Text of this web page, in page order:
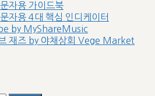
자용 가이드북
자용 4대 핵심 인디케이터
by MyShareMusic
재즈 by 야채상회 Vege Market